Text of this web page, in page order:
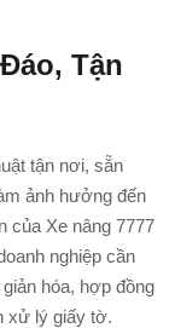
Tận
tận nơi, sẵn
ảnh hưởng đến
của Xe nâng 7777
nghiệp cần
hóa, hợp đồng
xử lý giấy tờ.